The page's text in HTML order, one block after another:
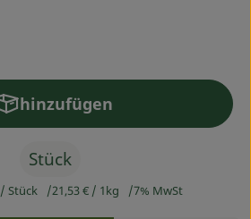
hinzufügen
Produkt zum Warenkorb
Stück
/ Stück 21,53 € / 1kg 7% MwSt